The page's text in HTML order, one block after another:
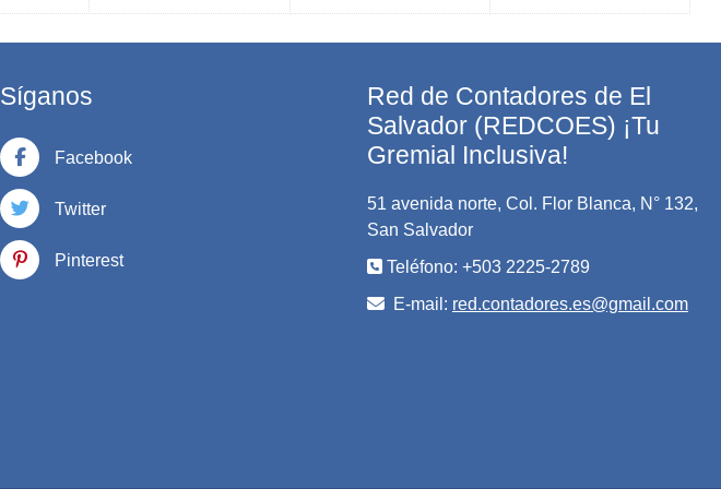
Síganos
Facebook
Twitter
Pinterest
Red de Contadores de El
Salvador (REDCOES) ¡Tu
Gremial Inclusiva!
51 avenida norte, Col. Flor Blanca, N° 132,
San Salvador
Teléfono: +503 2225-2789
E-mail: red.contadores.es@gmail.com